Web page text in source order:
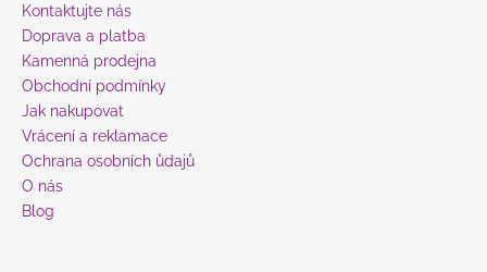
Kontaktujte nás
Doprava a platba
Kamenná prodejna
Obchodní podmínky
Jak nakupovat
Vrácení a reklamace
Ochrana osobních ůdajů
O nás
Blog